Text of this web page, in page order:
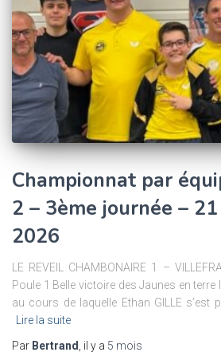
Championnat par
2 – 3ème journée –
2026
LE REVEIL CHAMBONAIRE 1 –
Poule 1 Belle victoire des Jaunes en terre
au cours de laquelle Ethan GILLE s’est
Lire la suite
Par Bertrand , il y a 5 mois